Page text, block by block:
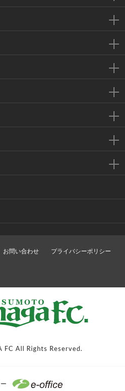
お問い合わせ プライバシーポリシー
FC All Rights Reserved.